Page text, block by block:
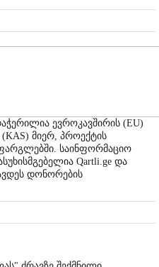
ევროკავშირის (EU)
მიერ, პროექტის
საინფორმაციო
Qartli.ge და
დონორების